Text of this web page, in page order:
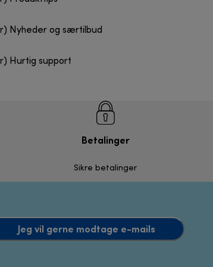
Nyheder og særtilbud
Hurtig support
Betalinger
Sikre betalinger
Jeg vil gerne modtage e-mails